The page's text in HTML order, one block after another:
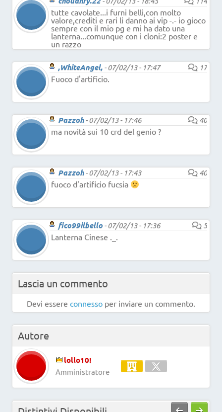
tutte cavolate...i furni belli,con molto
valore,crediti e rari li danno ai vip -.- io gioco
sempre con il mio pg e mi ha dato una
lanterna...comunque con i cloni:2 poster e
un razzo
,WhiteAngel, -07/02/13 - 17:47
17
Fuoco d'artificio.
Pazzoh-07/02/13 - 17:46
40
ma novità sui 10 crd del genio ?
Pazzoh-07/02/13 - 17:43
40
fuoco d'artificio fucsia
fico99ilbello -07/02/13 - 17:36
5
Lanterna Cinese ._.
Lascia un commento
Devi essere connesso per inviare un commento.
Autore
lollo10!
Amministratore